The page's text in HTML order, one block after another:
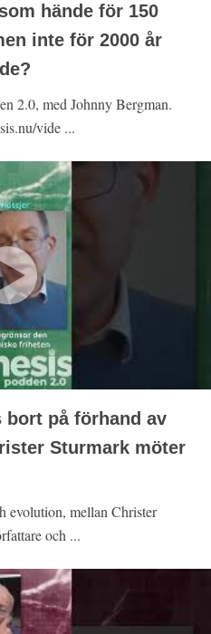
hände för 150
inte för 2000 år
2.0, med Johnny Bergman.
vide ...
bort på förhand av
Sturmark möter
evolution, mellan Christer
och ...